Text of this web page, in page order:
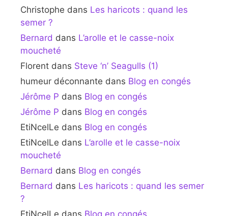
Christophe dans Les haricots : quand les
semer ?
Bernard dans L’arolle et le casse-noix
moucheté
Florent dans Steve ‘n’ Seagulls (1)
humeur déconnante dans Blog en congés
Jérôme P dans Blog en congés
Jérôme P dans Blog en congés
EtiNcelLe dans Blog en congés
EtiNcelLe dans L’arolle et le casse-noix
moucheté
Bernard dans Blog en congés
Bernard dans Les haricots : quand les semer
?
EtiNcelLe dans Blog en congés